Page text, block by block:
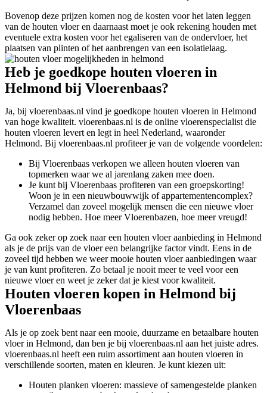
Bovenop deze prijzen komen nog de kosten voor het laten leggen
van de houten vloer en daarnaast moet je ook rekening houden met
eventuele extra kosten voor het egaliseren van de ondervloer, het
plaatsen van plinten of het aanbrengen van een isolatielaag.
Heb je goedkope houten vloeren in
Helmond bij Vloerenbaas?
Ja, bij vloerenbaas.nl vind je goedkope houten vloeren in Helmond
van hoge kwaliteit. vloerenbaas.nl is de online vloerenspecialist die
houten vloeren levert en legt in heel Nederland, waaronder
Helmond. Bij vloerenbaas.nl profiteer je van de volgende voordelen:
Bij Vloerenbaas verkopen we alleen houten vloeren van
topmerken waar we al jarenlang zaken mee doen.
Je kunt bij Vloerenbaas profiteren van een groepskorting!
Woon je in een nieuwbouwwijk of appartementencomplex?
Verzamel dan zoveel mogelijk mensen die een nieuwe vloer
nodig hebben. Hoe meer Vloerenbazen, hoe meer vreugd!
Ga ook zeker op zoek naar een houten vloer aanbieding in Helmond
als je de prijs van de vloer een belangrijke factor vindt. Eens in de
zoveel tijd hebben we weer mooie houten vloer aanbiedingen waar
je van kunt profiteren. Zo betaal je nooit meer te veel voor een
nieuwe vloer en weet je zeker dat je kiest voor kwaliteit.
Houten vloeren kopen in Helmond bij
Vloerenbaas
Als je op zoek bent naar een mooie, duurzame en betaalbare houten
vloer in Helmond, dan ben je bij vloerenbaas.nl aan het juiste adres.
vloerenbaas.nl heeft een ruim assortiment aan houten vloeren in
verschillende soorten, maten en kleuren. Je kunt kiezen uit:
Houten planken vloeren: massieve of samengestelde planken